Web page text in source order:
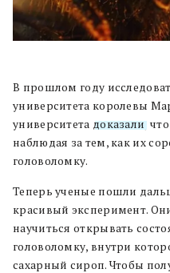
В прошлом году
университета королевы
университета доказали,
наблюдая за тем, как их
головоломку.
Теперь ученые пошли
красивый эксперимент.
научиться открывать
головоломку, внутри
сахарный сироп. Чтобы